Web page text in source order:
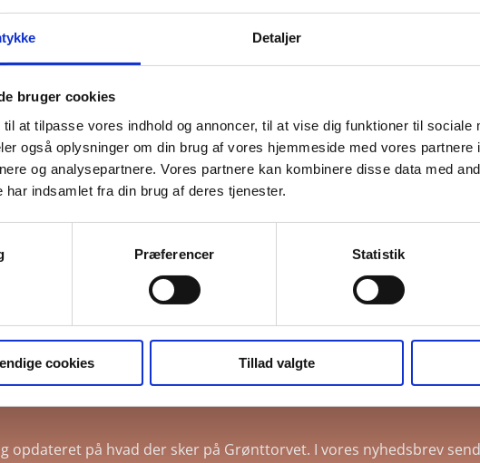
Detaljer
bruger cookies
at tilpasse vores indhold og annoncer, til at vise dig funktioner til sociale
også oplysninger om din brug af vores hjemmeside med vores partnere
og analysepartnere. Vores partnere kan kombinere disse data med
har indsamlet fra din brug af deres tjenester.
Præferencer Statistik
cookies Tillad valgte
Tilmeld dig FB Gruppens
opdateret på hvad der sker på Grønttorvet. I vores nyhedsbrev